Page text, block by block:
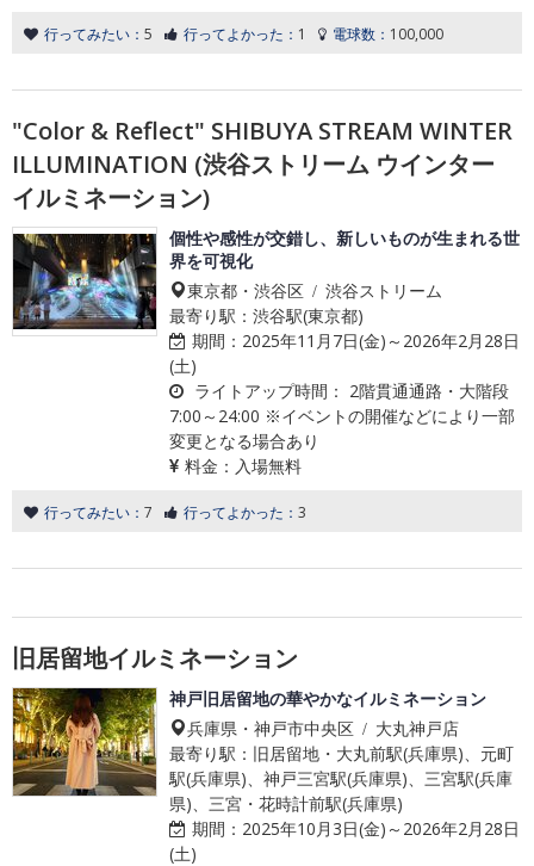
行ってみたい： 5 行ってよかった： 1 電球数： 100,000
"Color & Reflect" SHIBUYA STREAM WINTER
ILLUMINATION (渋谷ストリーム ウインター
イルミネーション)
個性や感性が交錯し、新しいものが生まれる世
界を可視化
東京都・渋谷区 / 渋谷ストリーム
最寄り駅：渋谷駅(東京都)
期間： 2025年11月7日(金)～2026年2月28日
(土)
ライトアップ時間： 2階貫通通路・大階段
7:00～24:00 ※イベントの開催などにより一部
変更となる場合あり
料金： 入場無料
行ってみたい： 7 行ってよかった： 3
旧居留地イルミネーション
神戸旧居留地の華やかなイルミネーション
兵庫県・神戸市中央区 / 大丸神戸店
最寄り駅：旧居留地・大丸前駅(兵庫県)、元町
駅(兵庫県)、神戸三宮駅(兵庫県)、三宮駅(兵庫
県)、三宮・花時計前駅(兵庫県)
期間： 2025年10月3日(金)～2026年2月28日
(土)